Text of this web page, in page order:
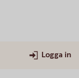
Logga in